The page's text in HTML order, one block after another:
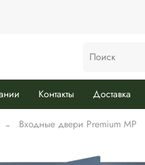
Контакты Доставка
Входные двери Premium MP